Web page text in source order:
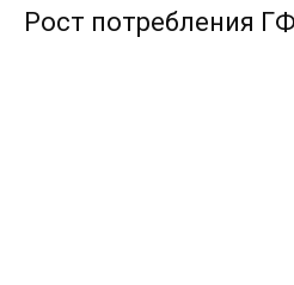
Рост потребления